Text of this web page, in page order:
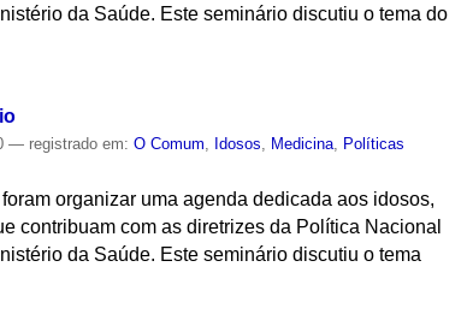
da Saúde. Este seminário discutiu o tema do
— registrado em:O Comum Idosos Medicina Políticas
organizar uma agenda dedicada aos idosos,
contribuam com as diretrizes da Política Nacional
da Saúde. Este seminário discutiu o tema